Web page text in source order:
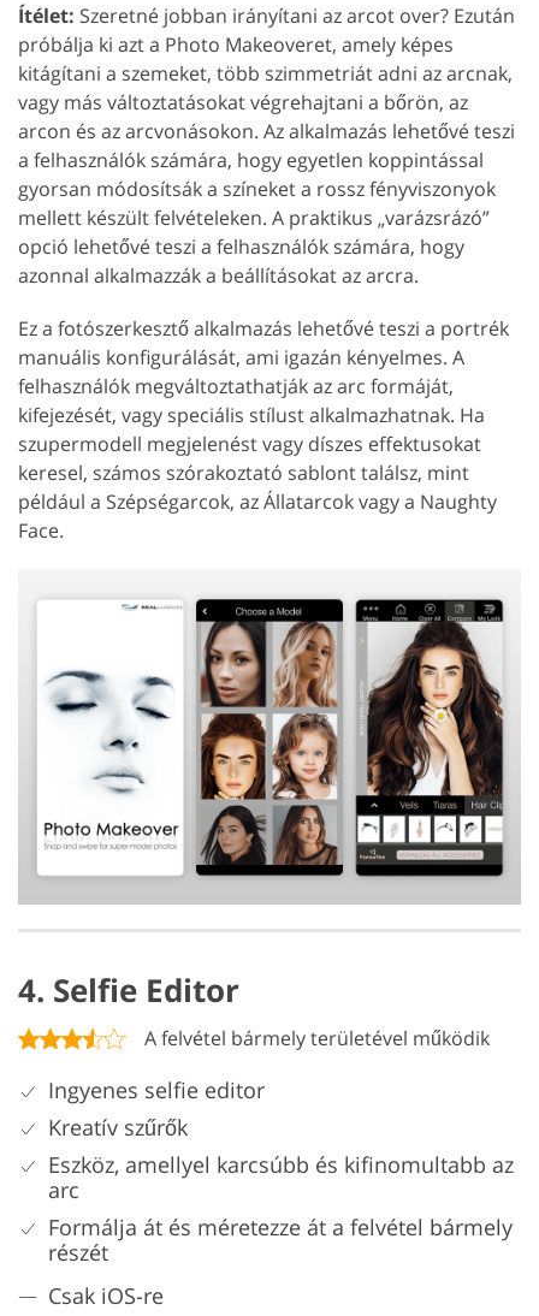
Ítélet: Szeretné jobban irányítani az arcot over? Ezután
próbálja ki azt a Photo Makeoveret, amely képes
kitágítani a szemeket, több szimmetriát adni az arcnak,
vagy más változtatásokat végrehajtani a bőrön, az
arcon és az arcvonásokon. Az alkalmazás lehetővé teszi
a felhasználók számára, hogy egyetlen koppintással
gyorsan módosítsák a színeket a rossz fényviszonyok
mellett készült felvételeken. A praktikus „varázsrázó”
opció lehetővé teszi a felhasználók számára, hogy
azonnal alkalmazzák a beállításokat az arcra.
Ez a fotószerkesztő alkalmazás lehetővé teszi a portrék
manuális konfigurálását, ami igazán kényelmes. A
felhasználók megváltoztathatják az arc formáját,
kifejezését, vagy speciális stílust alkalmazhatnak. Ha
szupermodell megjelenést vagy díszes effektusokat
keresel, számos szórakoztató sablont találsz, mint
például a Szépségarcok, az Állatarcok vagy a Naughty
Face.
4. Selfie Editor
A felvétel bármely területével működik
Ingyenes selfie editor
Kreatív szűrők
Eszköz, amellyel karcsúbb és kifinomultabb az
arc
Formálja át és méretezze át a felvétel bármely
részét
Csak iOS-re